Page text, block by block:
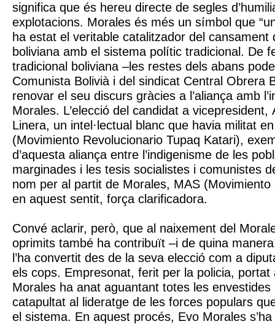
significa que és hereu directe de segles
explotacions. Morales és més un símbol que
ha estat el veritable catalitzador del cansament
boliviana amb el sistema polític tradicional. De
tradicional boliviana –les restes dels abans
Comunista Bolivià i del sindicat Central Obrera
renovar el seu discurs gràcies a l’aliança amb
Morales. L’elecció del candidat a vicepresident,
Linera, un intel·lectual blanc que havia militat en
(Movimiento Revolucionario Tupaq Katari),
d’aquesta aliança entre l’indigenisme de les
marginades i les tesis socialistes i comunistes
nom per al partit de Morales, MAS
en aquest sentit, força clarificadora.
Convé aclarir, però, que al naixement del
oprimits també ha contribuït –i de quina
l’ha convertit des de la seva elecció com a
els cops. Empresonat, ferit per la policia, portat
Morales ha anat aguantant totes les envestides
catapultat al lideratge de les forces populars
el sistema. En aquest procés, Evo Morales